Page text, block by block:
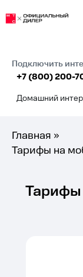
Подключить
+7 (800) 200-
Домашний
Главная »
Тарифы на
Тарифы